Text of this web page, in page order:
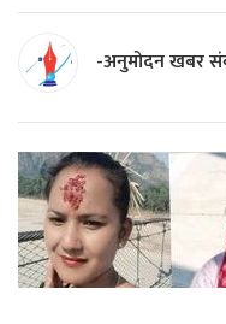
-अनुमोदन खबर